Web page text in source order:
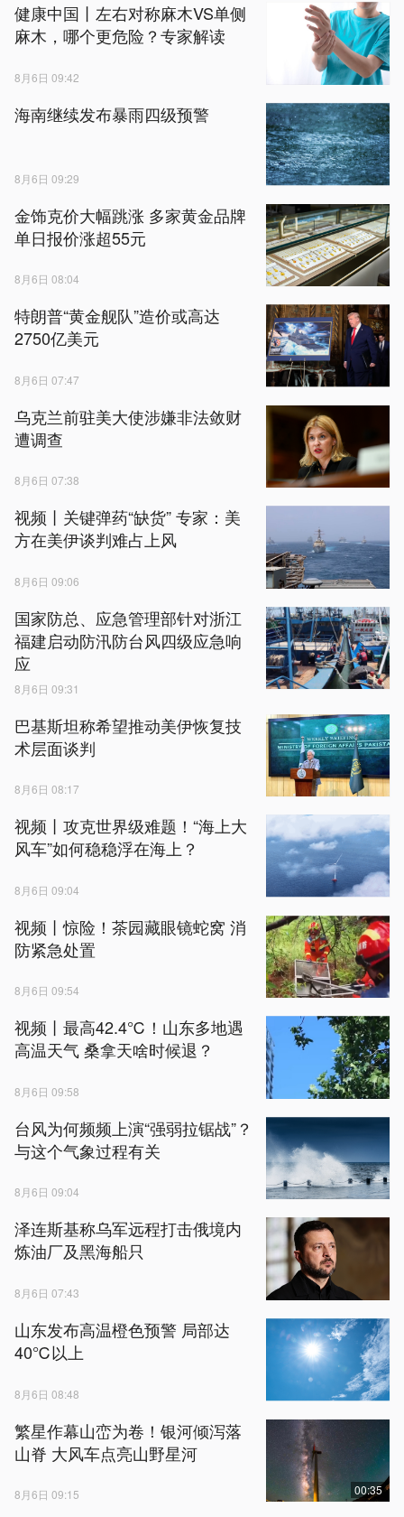
健康中国丨左右对称麻木VS单侧
麻木，哪个更危险？专家解读
8月6日 09:42
海南继续发布暴雨四级预警
8月6日 09:29
金饰克价大幅跳涨 多家黄金品牌
单日报价涨超55元
8月6日 08:04
特朗普“黄金舰队”造价或高达
2750亿美元
8月6日 07:47
乌克兰前驻美大使涉嫌非法敛财
遭调查
8月6日 07:38
视频丨关键弹药“缺货” 专家：美
方在美伊谈判难占上风
8月6日 09:06
国家防总、应急管理部针对浙江
福建启动防汛防台风四级应急响
应
8月6日 09:31
巴基斯坦称希望推动美伊恢复技
术层面谈判
8月6日 08:17
视频丨攻克世界级难题！“海上大
风车”如何稳稳浮在海上？
8月6日 09:04
视频丨惊险！茶园藏眼镜蛇窝 消
防紧急处置
8月6日 09:54
视频丨最高42.4℃！山东多地遇
高温天气 桑拿天啥时候退？
8月6日 09:58
台风为何频频上演“强弱拉锯战”？
与这个气象过程有关
8月6日 09:04
泽连斯基称乌军远程打击俄境内
炼油厂及黑海船只
8月6日 07:43
山东发布高温橙色预警 局部达
40℃以上
8月6日 08:48
繁星作幕山峦为卷！银河倾泻落
山脊 大风车点亮山野星河
8月6日 09:15 00:35